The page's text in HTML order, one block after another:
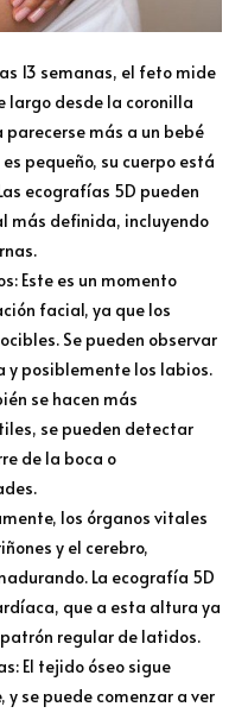
13 semanas, el feto mide
largo desde la coronilla
más a un bebé
pequeño, su cuerpo está
ecografías 5D pueden
más definida, incluyendo
Este es un momento
facial, ya que los
Se pueden observar
y posiblemente los labios.
se hacen más
se pueden detectar
de la boca o
los órganos vitales
y el cerebro,
La ecografía 5D
que a esta altura ya
regular de latidos.
El tejido óseo sigue
se puede comenzar a ver